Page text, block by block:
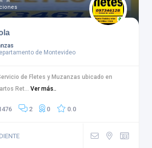
de Montevideo
de Fletes y Muzanzas ubicado en
Ret... Ver más..
2 0 0.0